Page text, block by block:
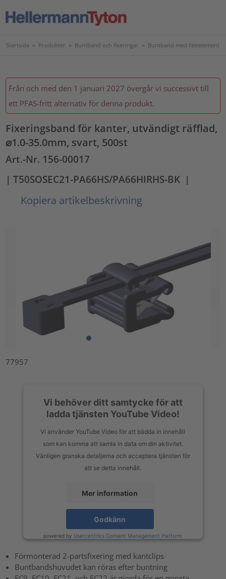
Startsida > Produkter > Buntband och fixeringar > Buntband med fästelement
Från och med den 1 januari 2027 övergår vi successivt till
ett PFAS-fritt alternativ för denna produkt.
Fixeringsband för kanter, utvändigt räfflad,
⌀1.0-35.0mm, svart, 500st
Art.-Nr. 156-00017
| T50SOSEC21-PA66HS/PA66HIRHS-BK |
Kopiera artikelbeskrivning
77957
Vi behöver ditt samtycke för att
ladda tjänsten YouTube Video!
Vi använder YouTube Video för att bädda in innehåll
som kan komma att samla in data om din aktivitet.
Vänligen granska detaljerna och acceptera tjänsten för
att se detta innehåll.
Mer information
Godkänn
powered by Usercentrics Consent Management Platform
Förmonterad 2-partsfixering med kantclips
Buntbandshuvudet kan röras efter buntning